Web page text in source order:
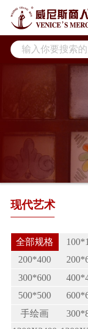
现代艺术
全部规格
200*400
300*600
500*500
手绘画